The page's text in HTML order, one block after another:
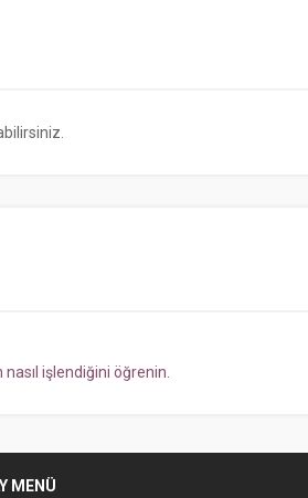
işlendiğini öğrenin.
MENÜ